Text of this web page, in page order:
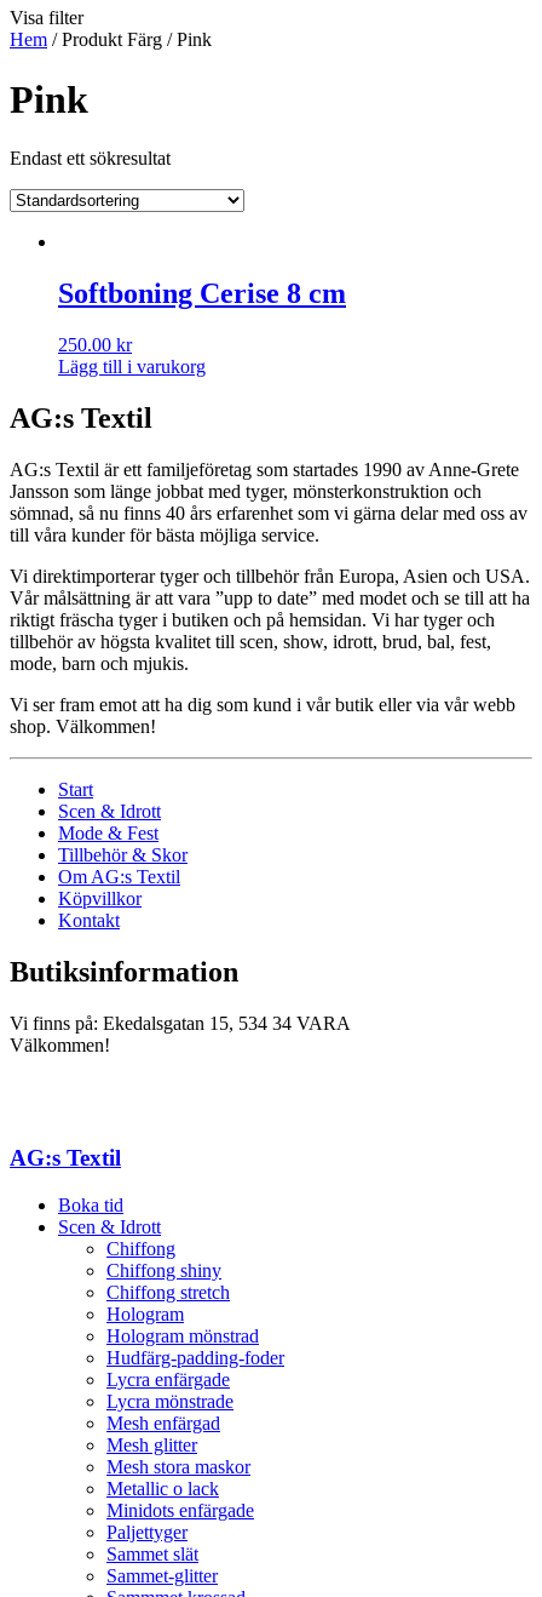
Visa filter
Hem / Produkt Färg / Pink
Pink
Endast ett sökresultat
Softboning Cerise 8 cm
250.00 kr
Lägg till i varukorg
AG:s Textil
AG:s Textil är ett familjeföretag som startades 1990 av Anne-Grete
Jansson som länge jobbat med tyger, mönsterkonstruktion och
sömnad, så nu finns 40 års erfarenhet som vi gärna delar med oss av
till våra kunder för bästa möjliga service.
Vi direktimporterar tyger och tillbehör från Europa, Asien och USA.
Vår målsättning är att vara ”upp to date” med modet och se till att ha
riktigt fräscha tyger i butiken och på hemsidan. Vi har tyger och
tillbehör av högsta kvalitet till scen, show, idrott, brud, bal, fest,
mode, barn och mjukis.
Vi ser fram emot att ha dig som kund i vår butik eller via vår webb
shop. Välkommen!
Start
Scen & Idrott
Mode & Fest
Tillbehör & Skor
Om AG:s Textil
Köpvillkor
Kontakt
Butiksinformation
Vi finns på: Ekedalsgatan 15, 534 34 VARA
Välkommen!
AG:s Textil
Boka tid
Scen & Idrott
Chiffong
Chiffong shiny
Chiffong stretch
Hologram
Hologram mönstrad
Hudfärg-padding-foder
Lycra enfärgade
Lycra mönstrade
Mesh enfärgad
Mesh glitter
Mesh stora maskor
Metallic o lack
Minidots enfärgade
Paljettyger
Sammet slät
Sammet-glitter